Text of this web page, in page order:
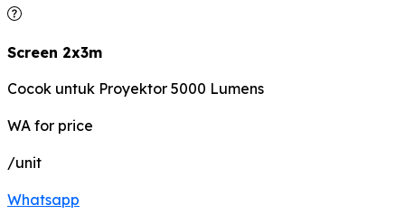
Screen 2x3m
Cocok untuk Proyektor 5000 Lumens
WA for price
/unit
Whatsapp